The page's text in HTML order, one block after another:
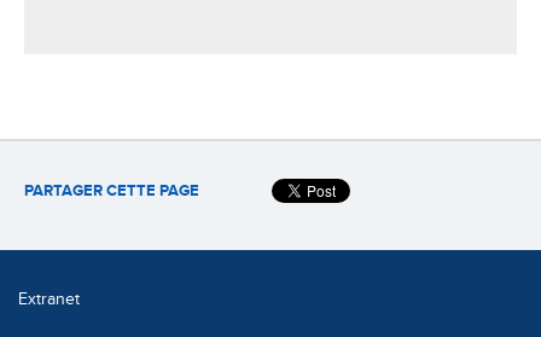
PARTAGER CETTE PAGE
Extranet